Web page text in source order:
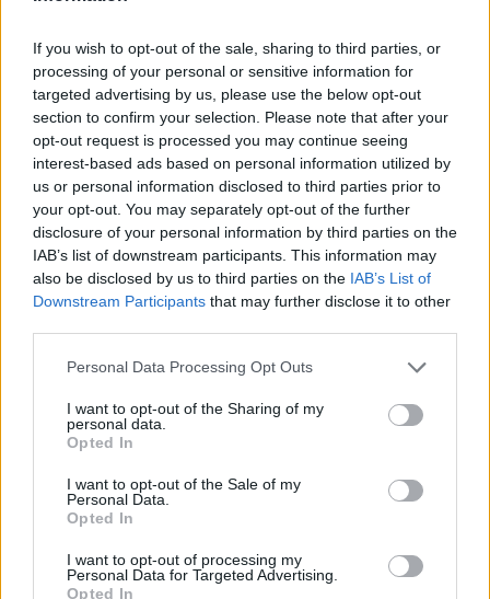
If you wish to opt-out of the sale, sharing to third parties, or
processing of your personal or sensitive information for
targeted advertising by us, please use the below opt-out
section to confirm your selection. Please note that after your
opt-out request is processed you may continue seeing
interest-based ads based on personal information utilized by
us or personal information disclosed to third parties prior to
your opt-out. You may separately opt-out of the further
disclosure of your personal information by third parties on the
IAB’s list of downstream participants. This information may
also be disclosed by us to third parties on the IAB’s List of
Downstream Participants that may further disclose it to other
Personal Data Processing Opt Outs
I want to opt-out of the Sharing of my
personal data.
Opted In
I want to opt-out of the Sale of my
Personal Data.
Opted In
I want to opt-out of processing my
Personal Data for Targeted Advertising.
Opted In
Εσύ μπήκες στο E-Daily.gr; Τα νέα της ημέρας
Ακολουθήστε το E-Radio.gr και στο Instagram
ΔΙΑΦΗΜΙΣΗ